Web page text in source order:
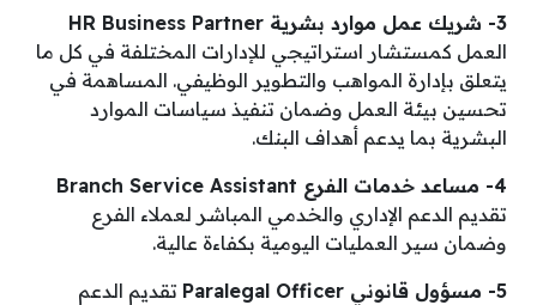
3- شريك عمل موارد بشرية HR Business Partner
العمل كمستشار استراتيجي للإدارات المختلفة في كل ما
يتعلق بإدارة المواهب والتطوير الوظيفي. المساهمة في
تحسين بيئة العمل وضمان تنفيذ سياسات الموارد
البشرية بما يدعم أهداف البنك.
4- مساعد خدمات الفرع Branch Service Assistant
تقديم الدعم الإداري والخدمي المباشر لعملاء الفرع
وضمان سير العمليات اليومية بكفاءة عالية.
5- مسؤول قانوني Paralegal Officer
تقديم الدعم